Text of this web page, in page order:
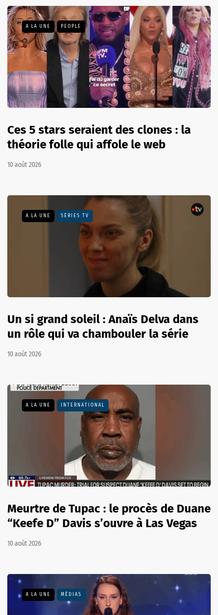
A LA UNE PEOPLE
Ces 5 stars seraient des clones : la
théorie folle qui affole le web
10 août 2026
A LA UNE SÉRIES TV
Un si grand soleil : Anaïs Delva dans
un rôle qui va chambouler la série
10 août 2026
A LA UNE INTERNATIONAL
Meurtre de Tupac : le procès de Duane
“Keefe D” Davis s’ouvre à Las Vegas
10 août 2026
A LA UNE MÉDIAS